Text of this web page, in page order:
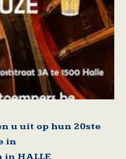
u uit op hun 20ste
in
HALLE